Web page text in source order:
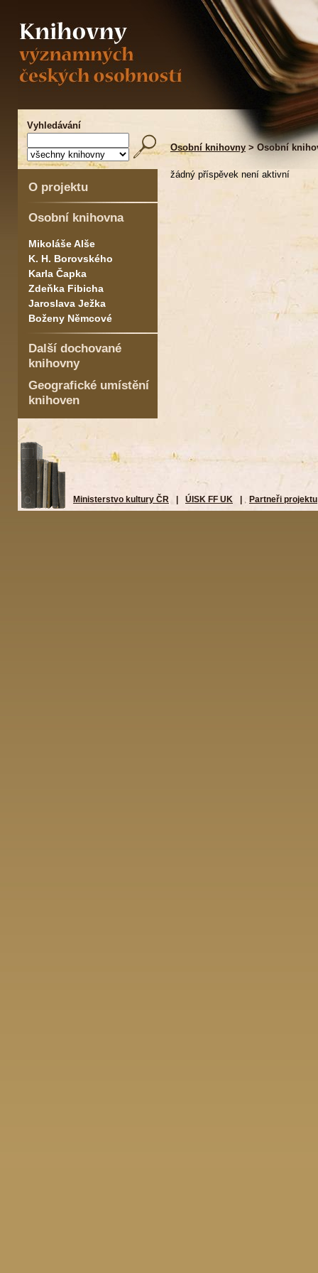
Vyhledávání
Osobní knihovny > Osobní
O projektu
Osobní knihovna
Mikoláše Alše
K. H. Borovského
Karla Čapka
Zdeňka Fibicha
Jaroslava Ježka
Boženy Němcové
Další dochované
knihovny
Geografické umístění
knihoven
žádný příspěvek není aktivní
Ministerstvo kultury ČR ÚISK FF UK Partneři projektu